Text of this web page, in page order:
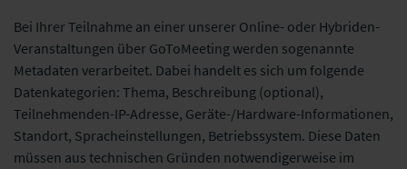
Bei Ihrer Teilnahme an einer unserer Online- oder Hybriden-
Veranstaltungen über GoToMeeting werden sogenannte
Metadaten verarbeitet. Dabei handelt es sich um folgende
Datenkategorien: Thema, Beschreibung (optional),
Teilnehmenden-IP-Adresse, Geräte-/Hardware-Informationen,
Standort, Spracheinstellungen, Betriebssystem. Diese Daten
müssen aus technischen Gründen notwendigerweise im